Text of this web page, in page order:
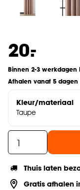
20.
-
Binnen 2-3 werkdagen
Afhalen vanaf 5 dagen
Kleur/materiaal
Taupe
Thuis laten
Gratis afhalen